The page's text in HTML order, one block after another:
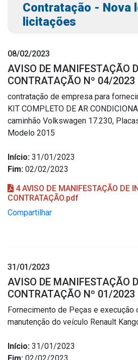
Contratação - Nova
licitações
08/02/2023
AVISO DE MANIFESTAÇÃO
CONTRATAÇÃO Nº 04/2023
contratação de empresa para
KIT COMPLETO DE AR
caminhão Volkswagen 17.230,
Modelo 2015
Início: 31/01/2023
Fim: 02/02/2023
4 AVISO DE MANIFESTAÇÃO DE
CONTRATAÇÃO.pdf
Compartilhar
31/01/2023
AVISO DE MANIFESTAÇÃO
CONTRATAÇÃO Nº 01/2023
Fornecimento de Peças e execução
manutenção do veículo Renault
Início: 31/01/2023